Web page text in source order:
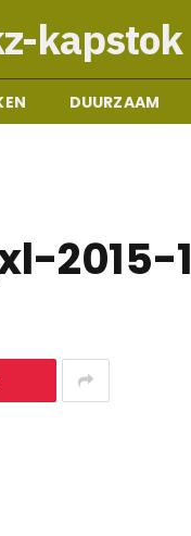
kapstok
DUURZAAM
2015-1